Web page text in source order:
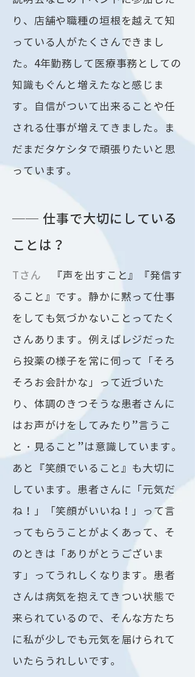
り、店舗や職種の垣根を越えて知
っている人がたくさんできまし
た。4年勤務して医療事務としての
知識もぐんと増えたなと感じま
す。自信がついて出来ることや任
される仕事が増えてきました。ま
だまだタケシタで頑張りたいと思
っています。
── 仕事で大切にしている
ことは？
​Tさん
『声を出すこと』『発信す
ること』です。静かに黙って仕事
をしても気づかないことってたく
さんあります。例えばレジだった
ら投薬の様子を常に伺って「そろ
そろお会計かな」って近づいた
り、体調のきつそうな患者さんに
はお声がけをしてみたり”言うこ
と・見ること”は意識しています。
あと『笑顔でいること』も大切に
しています。患者さんに「元気だ
ね！」「笑顔がいいね！」って言
ってもらうことがよくあって、そ
のときは「ありがとうございま
す」ってうれしくなります。患者
さんは病気を抱えてきつい状態で
来られているので、そんな方たち
に私が少しでも元気を届けられて
いたらうれしいです。